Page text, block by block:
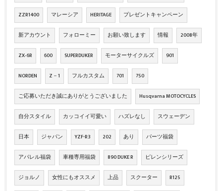
ZZR1400 マレーシア HERITAGE プレゼントキャンペーン
新アカウント フォローミー お願い致します 情報 2008年
ZX‐6R 600 SUPERDUKER モーターサイクルズ 901
NORDEN Z－1 フルカスタム 701 750
ご応募いただき誠にありがとうございました Husqvarna MOTOCYCLES
自分スタイル カッコイイ可愛い ハズレなし スウェーデン
日本 ジャパン YZF-R3 202 あり パーツ福袋
アパレル福袋 車種専用福袋 890 DUKE R ピレンシリーズ
ジョルノ 女性にもオススメ 上品 スクーター R125